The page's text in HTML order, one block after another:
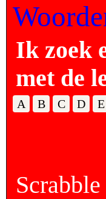
Ik zoek
met de
A B C D E